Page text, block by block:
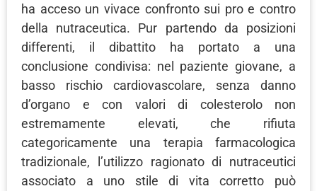
ha acceso un vivace confronto sui pro e contro
della nutraceutica. Pur partendo da posizioni
differenti, il dibattito ha portato a una
conclusione condivisa: nel paziente giovane, a
basso rischio cardiovascolare, senza danno
d’organo e con valori di colesterolo non
estremamente elevati, che rifiuta
categoricamente una terapia farmacologica
tradizionale, l’utilizzo ragionato di nutraceutici
associato a uno stile di vita corretto può